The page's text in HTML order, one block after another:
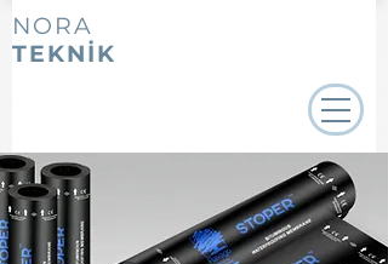
NORA
TEKNİK